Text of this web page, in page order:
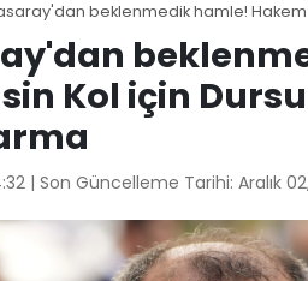
beklenmedik hamle! Hakem
Kol için
| Son Güncelleme Tarihi: Aralık